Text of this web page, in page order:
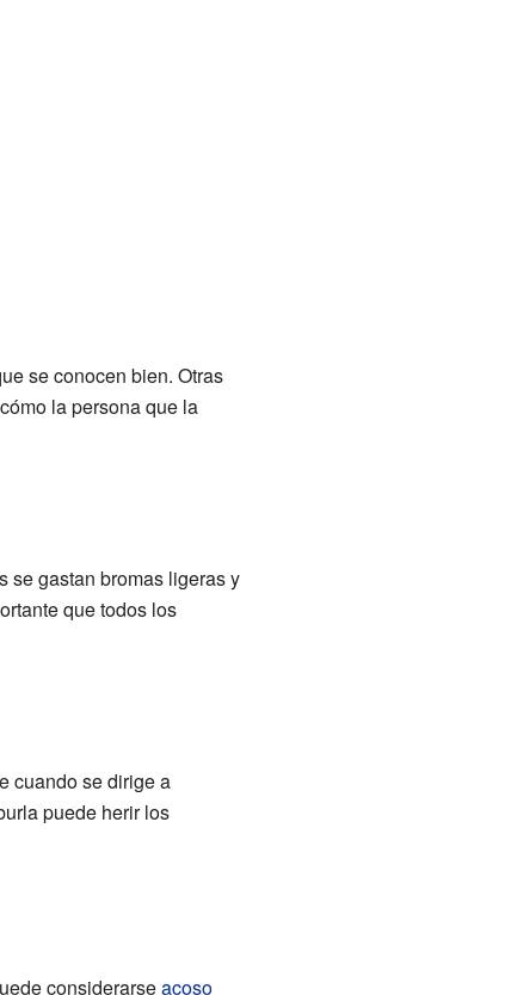
se conocen bien. Otras
la persona que la
se gastan bromas ligeras y
que todos los
cuando se dirige a
puede herir los
considerarseacoso